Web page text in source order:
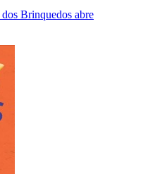
Brinquedos abre